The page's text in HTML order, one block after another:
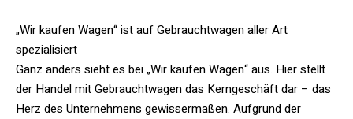
„Wir kaufen Wagen“ ist auf Gebrauchtwagen aller Art
spezialisiert
Ganz anders sieht es bei „Wir kaufen Wagen“ aus. Hier stellt
der Handel mit Gebrauchtwagen das Kerngeschäft dar – das
Herz des Unternehmens gewissermaßen. Aufgrund der